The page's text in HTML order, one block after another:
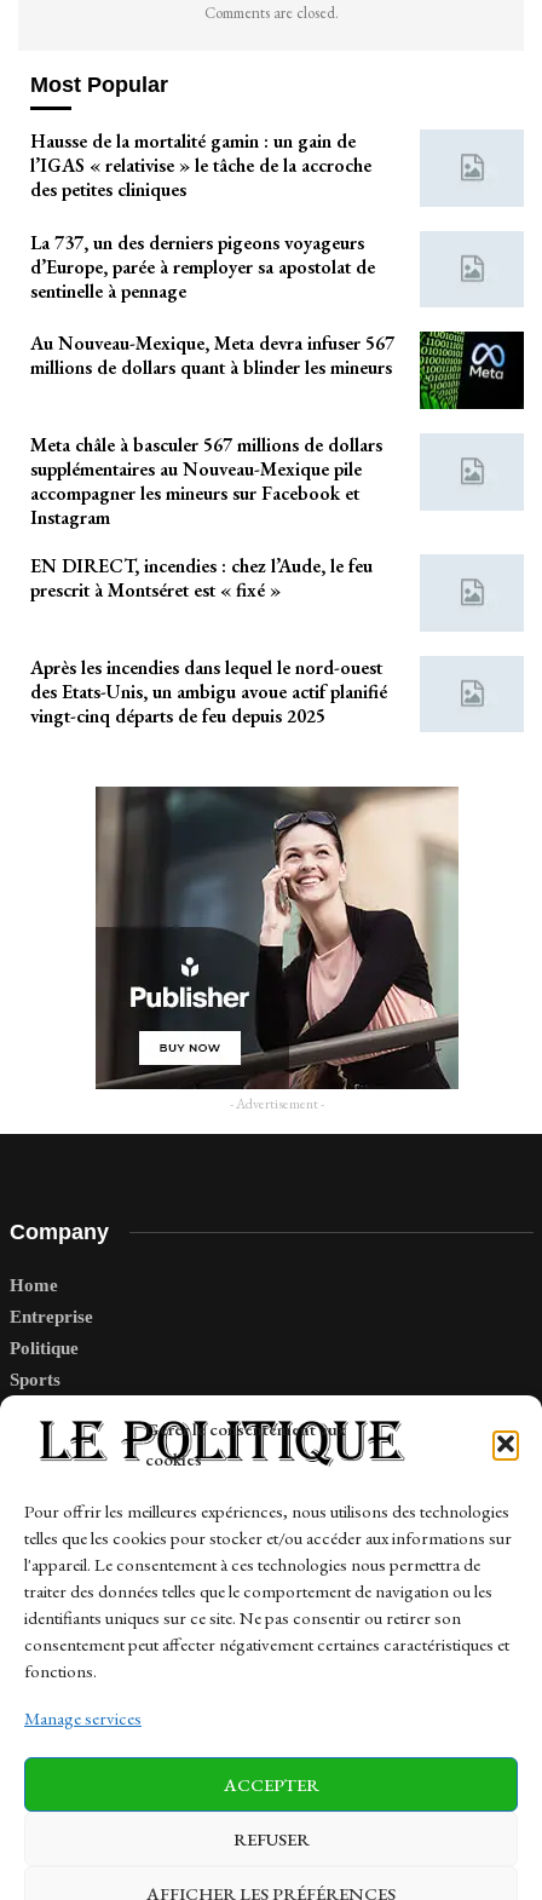
Gérer le consentement aux
cookies
Pour offrir les meilleures expériences, nous utilisons des technologies
telles que les cookies pour stocker et/ou accéder aux informations sur
l'appareil. Le consentement à ces technologies nous permettra de
traiter des données telles que le comportement de navigation ou les
identifiants uniques sur ce site. Ne pas consentir ou retirer son
consentement peut affecter négativement certaines caractéristiques et
fonctions.
Manage services
ACCEPTER
REFUSER
AFFICHER LES PRÉFÉRENCES
Comments are closed.
Most Popular
Hausse de la mortalité gamin : un gain de
l’IGAS « relativise » le tâche de la accroche
des petites cliniques
La 737, un des derniers pigeons voyageurs
d’Europe, parée à remployer sa apostolat de
sentinelle à pennage
Au Nouveau-Mexique, Meta devra infuser 567
millions de dollars quant à blinder les mineurs
Meta châle à basculer 567 millions de dollars
supplémentaires au Nouveau-Mexique pile
accompagner les mineurs sur Facebook et
Instagram
EN DIRECT, incendies : chez l’Aude, le feu
prescrit à Montséret est « fixé »
Après les incendies dans lequel le nord-ouest
des Etats-Unis, un ambigu avoue actif planifié
vingt-cinq départs de feu depuis 2025
- Advertisement -
Company
Home
Entreprise
Politique
Sports
Links
Contact
Sitemap
News Finance-Marches Politics
Business Tech Health Sports Travel